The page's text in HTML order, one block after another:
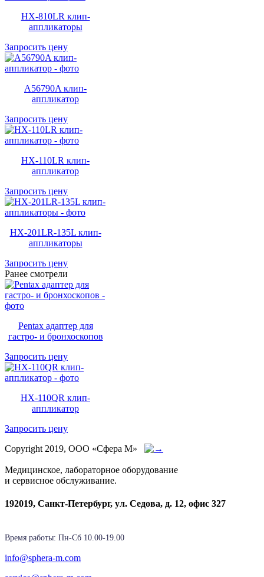
HX-810LR клип-
аппликаторы
Запросить цену
A56790A клип-
аппликатор
Запросить цену
HX-110LR клип-
аппликатор
Запросить цену
HX-201LR-135L клип-
аппликаторы
Запросить цену
Ранее смотрели
Pentax адаптер для
гастро- и бронхоскопов
Запросить цену
HX-110QR клип-
аппликатор
Запросить цену
Copyright 2019, ООО «Сфера М»
Медицинское, лабораторное оборудование
и сервисное обслуживание.
192019, Санкт-Петербург, ул. Седова, д. 12, офис 327
Время работы: Пн-Cб 10.00-19.00
info@sphera-m.com